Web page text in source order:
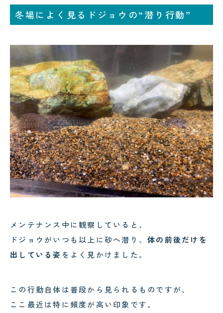
冬場によく見るドジョウの“潜り行動”
メンテナンス中に観察していると、
ドジョウがいつも以上に砂へ潜り、 体の前後だけを
出している姿 をよく見かけました。
この行動自体は普段から見られるものですが、
ここ最近は特に頻度が高い印象です。